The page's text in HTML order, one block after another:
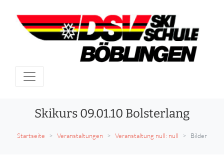
Skikurs 09.01.10 Bolsterlang
Startseite Veranstaltungen Veranstaltung null: null Bilder